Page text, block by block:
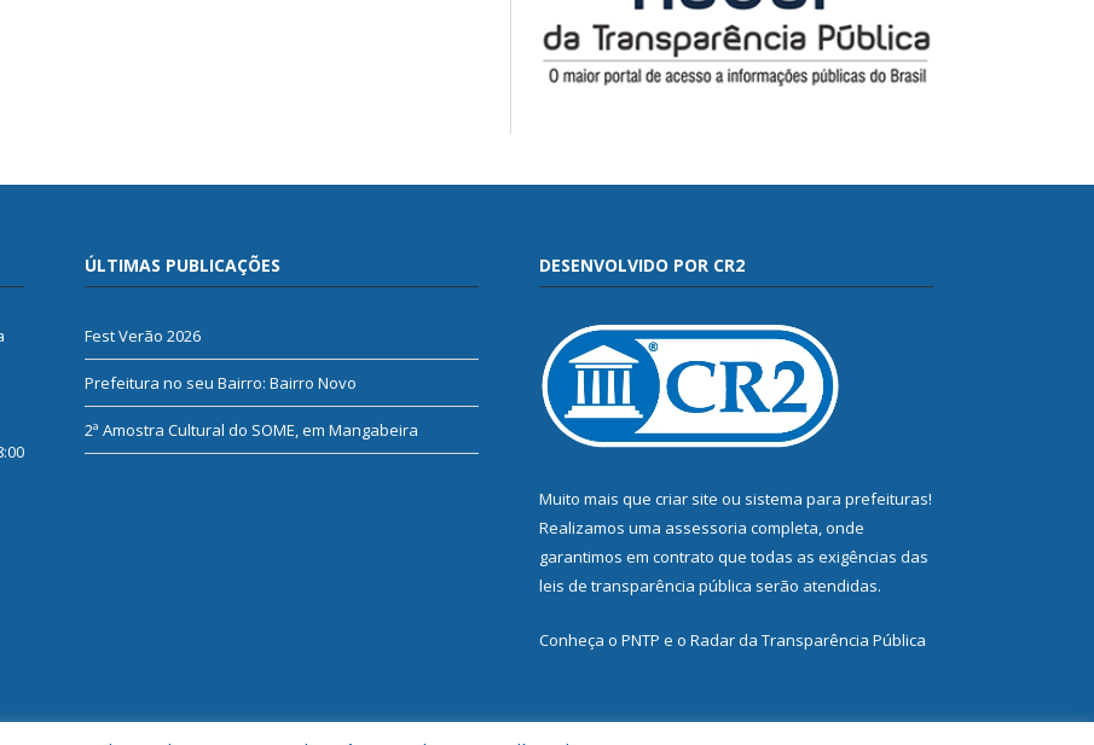
ÚLTIMAS PUBLICAÇÕES
Fest Verão 2026
Prefeitura no seu Bairro: Bairro Novo
2ª Amostra Cultural do SOME, em Mangabeira
DESENVOLVIDO POR CR2
Muito mais que criar site ou sistema para prefeituras!
Realizamos uma assessoria completa, onde
garantimos em contrato que todas as exigências das
leis de transparência pública serão atendidas.
Conheça o PNTP e o Radar da Transparência Pública